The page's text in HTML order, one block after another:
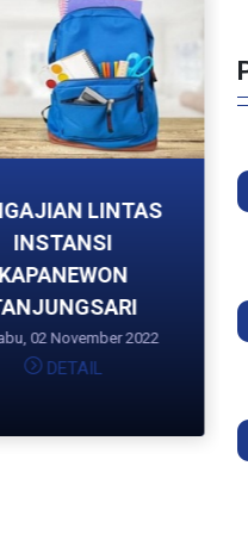
LINTAS
INSTANSI
KAPANEWON
02 November 2022
DETAIL